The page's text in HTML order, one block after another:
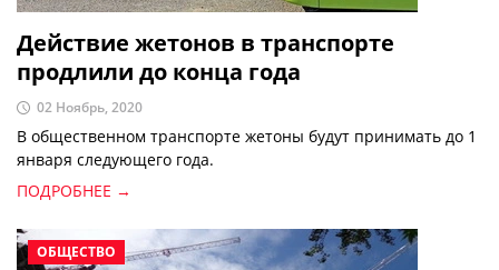
Действие жетонов в транспорте
продлили до конца года
02 Ноябрь, 2020
В общественном транспорте жетоны будут принимать до 1
января следующего года.
ПОДРОБНЕЕ →
ОБЩЕСТВО